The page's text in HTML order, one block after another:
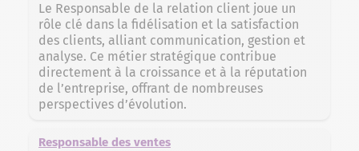
Le Responsable de la relation client joue un
rôle clé dans la fidélisation et la satisfaction
des clients, alliant communication, gestion et
analyse. Ce métier stratégique contribue
directement à la croissance et à la réputation
de l’entreprise, offrant de nombreuses
perspectives d’évolution.
Responsable des ventes